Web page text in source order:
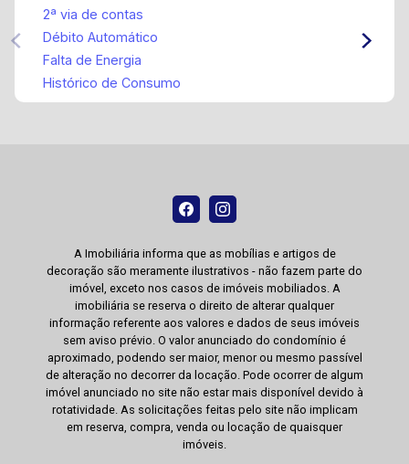
2ª via de contas
Débito Automático
Falta de Energia
Histórico de Consumo
A Imobiliária informa que as mobílias e artigos de
decoração são meramente ilustrativos - não fazem parte do
imóvel, exceto nos casos de imóveis mobiliados. A
imobiliária se reserva o direito de alterar qualquer
informação referente aos valores e dados de seus imóveis
sem aviso prévio. O valor anunciado do condomínio é
aproximado, podendo ser maior, menor ou mesmo passível
de alteração no decorrer da locação. Pode ocorrer de algum
imóvel anunciado no site não estar mais disponível devido à
rotatividade. As solicitações feitas pelo site não implicam
em reserva, compra, venda ou locação de quaisquer
imóveis.